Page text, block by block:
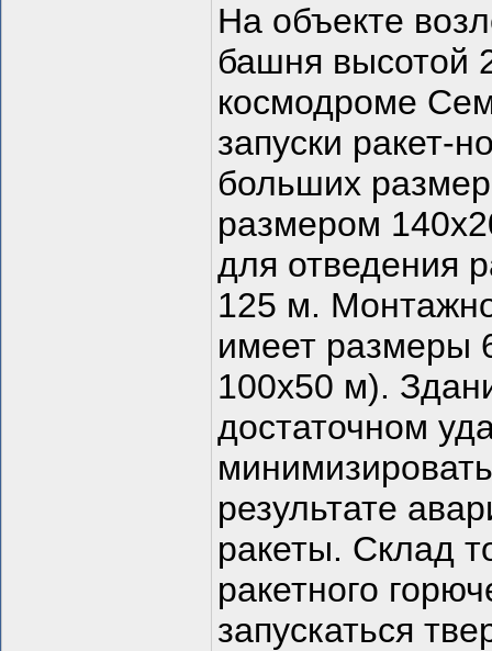
На объекте
башня высотой
космодроме
запуски ракет-
больших
размером
для отведения
125 м.
имеет размеры
100х50 м).
достаточном
результате
ракеты. Склад
ракетного
запускаться